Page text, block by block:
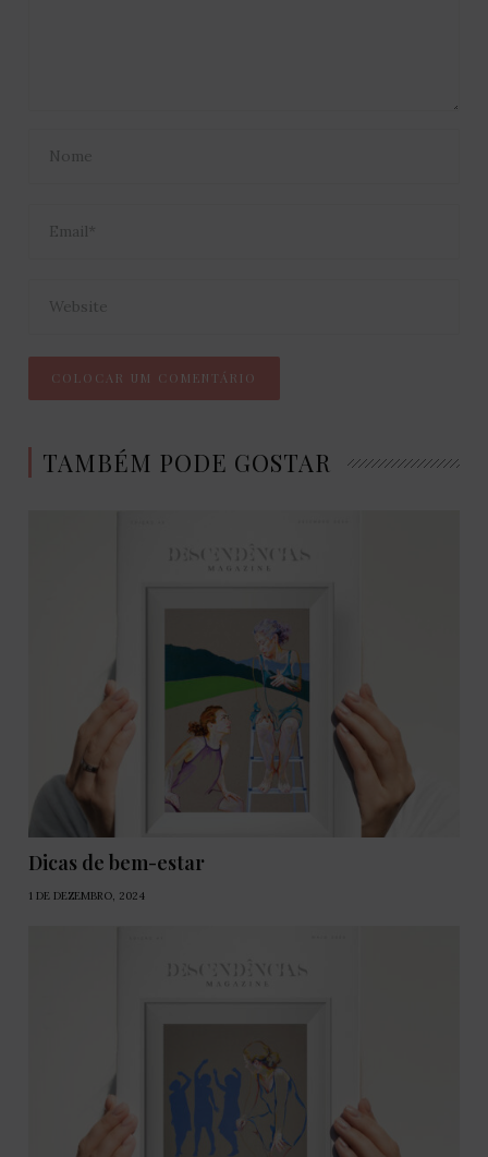
TAMBÉM PODE GOSTAR
Dicas de bem-estar
1 DE DEZEMBRO, 2024